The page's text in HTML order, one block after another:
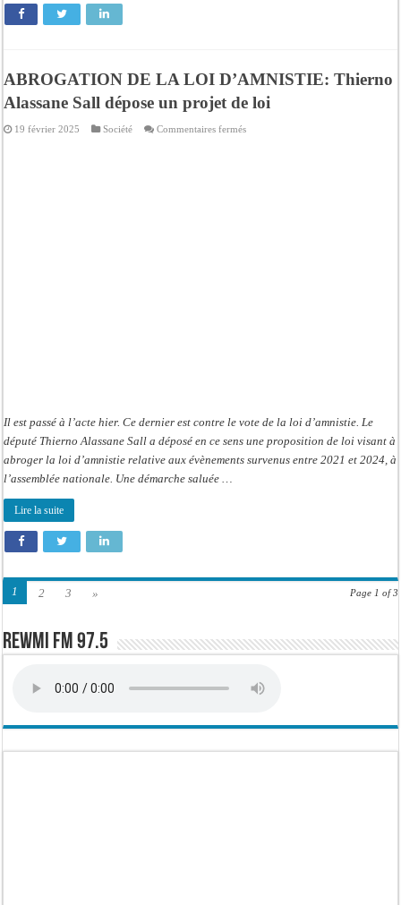
ABROGATION DE LA LOI D’AMNISTIE: Thierno
Alassane Sall dépose un projet de loi
19 février 2025 Société Commentaires ferméssur
Il est passé à l’acte hier. Ce dernier est contre le vote de la loi d’amnistie. Le
député Thierno Alassane Sall a déposé en ce sens une proposition de loi visant à
abroger la loi d’amnistie relative aux évènements survenus entre 2021 et 2024, à
l’assemblée nationale. Une démarche saluée …
Lire la suite
Page 1 of 3
1 2 3 »
Rewmi FM 97.5